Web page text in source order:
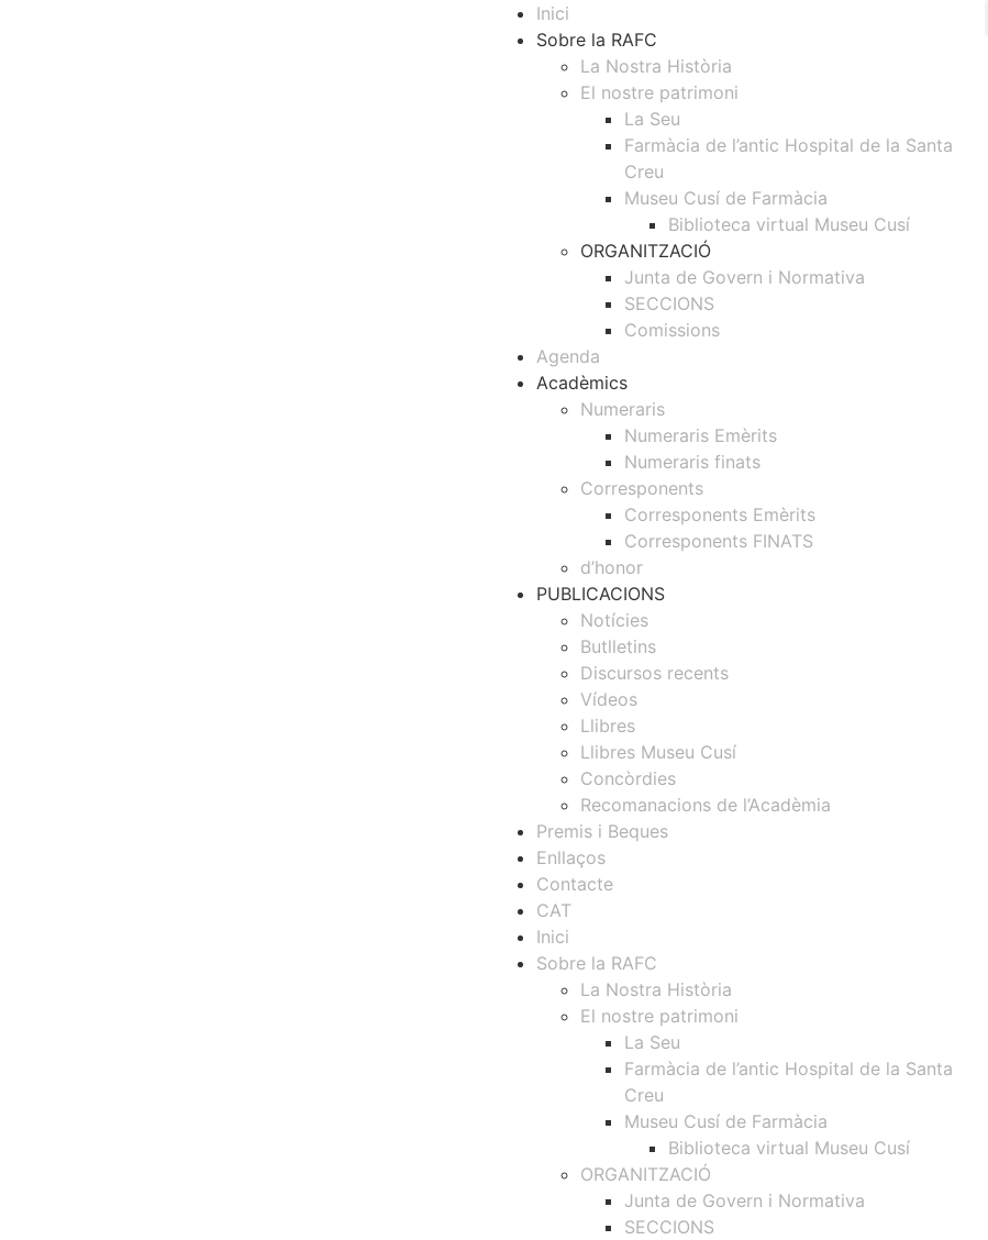
Inici
Sobre la RAFC
La Nostra Història
El nostre patrimoni
La Seu
Farmàcia de l’antic Hospital de la Santa
Creu
Museu Cusí de Farmàcia
Biblioteca virtual Museu Cusí
ORGANITZACIÓ
Junta de Govern i Normativa
SECCIONS
Comissions
Agenda
Acadèmics
Numeraris
Numeraris Emèrits
Numeraris finats
Corresponents
Corresponents Emèrits
Corresponents FINATS
d’honor
PUBLICACIONS
Notícies
Butlletins
Discursos recents
Vídeos
Llibres
Llibres Museu Cusí
Concòrdies
Recomanacions de l’Acadèmia
Premis i Beques
Enllaços
Contacte
CAT
Inici
Sobre la RAFC
La Nostra Història
El nostre patrimoni
La Seu
Farmàcia de l’antic Hospital de la Santa
Creu
Museu Cusí de Farmàcia
Biblioteca virtual Museu Cusí
ORGANITZACIÓ
Junta de Govern i Normativa
SECCIONS